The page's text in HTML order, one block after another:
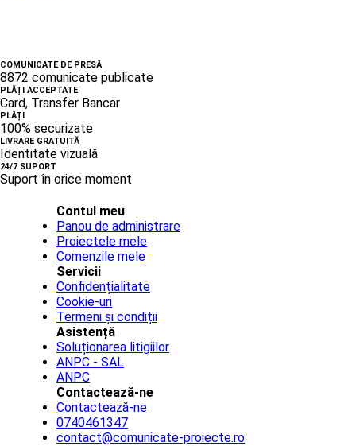
COMUNICATE DE PRESĂ
8872 comunicate publicate
PLĂȚI ACCEPTATE
Card, Transfer Bancar
PLĂȚI
100% securizate
LIVRARE GRATUITĂ
Identitate vizuală
24/7 SUPORT
Suport în orice moment
Contul meu
Panou de administrare
Proiectele mele
Comenzile mele
Servicii
Confidențialitate
Cookie-uri
Termeni și condiții
Asistență
Soluționarea litigiilor
ANPC - SAL
ANPC
Contactează-ne
Contactează-ne
0740461347
contact@comunicate-proiecte.ro